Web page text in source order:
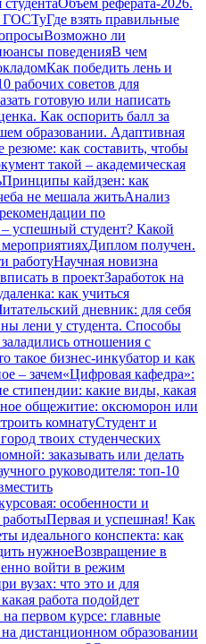
Объем реферата-2026.
ГОСТуГде взять правильные
Возможно ли
поведенияВ чем
Как победить лень и
рабочих советов для
готовую или написать
Как оспорить балл за
образовании. Адаптивная
резюме: как составить, чтобы
такой – академическая
Принципы кайдзен: как
не мешала житьАнализ
по
успешный студент? Какой
Диплом получен.
работуНаучная новизна
в проектЗаработок на
как учиться
дневник: для себя
лени у студента. Способы
отношения с
такое бизнес-инкубатор и как
– зачем«Цифровая кафедра»:
стипендии: какие виды, какая
общежитие: оксюморон или
комнатуСтудент и
твоих студенческих
заказывать или делать
руководителя: топ-10
особенности и
Первая и успешная! Как
идеального конспекта: как
нужноеВозвращение в
войти в режим
вузах: что это и для
работа подойдет
первом курсе: главные
дистанционном образовании